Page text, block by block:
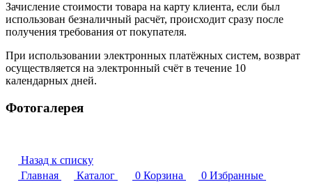
Зачисление стоимости товара на карту клиента, если был
использован безналичный расчёт, происходит сразу после
получения требования от покупателя.
При использовании электронных платёжных систем, возврат
осуществляется на электронный счёт в течение 10
календарных дней.
Фотогалерея
Назад к списку
Главная
Каталог 0 Корзина 0 Избранные